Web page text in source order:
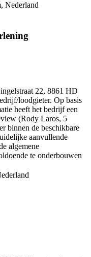
Nederland
22, 8861 HD
loodgieter. Op basis
heeft het bedrijf een
(Rody Laros, 5
binnen de beschikbare
aanvullende
algemene
te onderbouwen